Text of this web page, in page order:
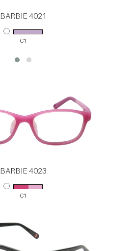
BARBIE 4021
C1
BARBIE 4023
C1